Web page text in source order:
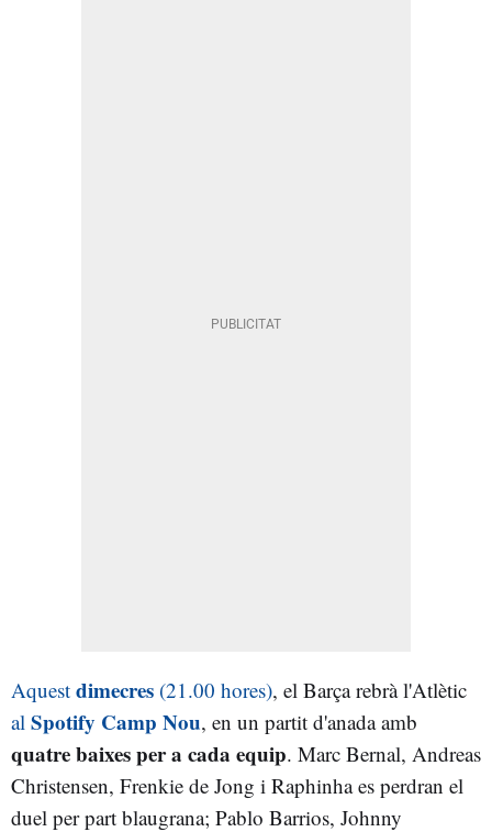
Aquest dimecres (21.00 hores), el Barça rebrà l'Atlètic
al Spotify Camp Nou, en un partit d'anada amb
quatre baixes per a cada equip. Marc Bernal, Andreas
Christensen, Frenkie de Jong i Raphinha es perdran el
duel per part blaugrana; Pablo Barrios, Johnny